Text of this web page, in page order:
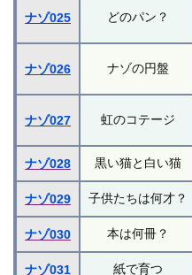
ナゾ025 どのパン？
ナゾ026 ナゾの円盤
ナゾ027 虹のコテージ
ナゾ028 黒い猫と白い猫
ナゾ029 子供たちは何才？
ナゾ030 本は何冊？
ナゾ031 紙で育つ